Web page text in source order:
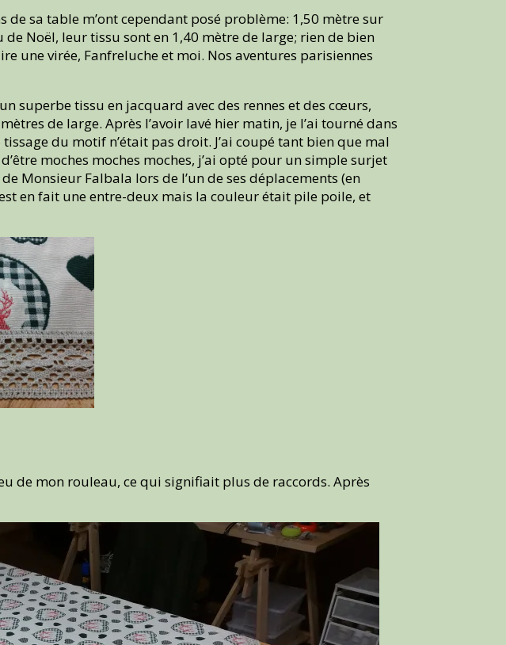
de sa table m’ont cependant posé problème: 1,50 mètre sur
Noël, leur tissu sont en 1,40 mètre de large; rien de bien
une virée, Fanfreluche et moi. Nos aventures parisiennes
superbe tissu en jacquard avec des rennes et des cœurs,
de large. Après l’avoir lavé hier matin, je l’ai tourné dans
du motif n’était pas droit. J’ai coupé tant bien que mal
moches moches moches, j’ai opté pour un simple surjet
Monsieur Falbala lors de l’un de ses déplacements (en
en fait une entre-deux mais la couleur était pile poile, et
de mon rouleau, ce qui signifiait plus de raccords. Après